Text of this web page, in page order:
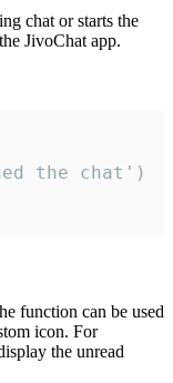
chat or starts the
JivoChat app.
function can be used
icon. For
the unread